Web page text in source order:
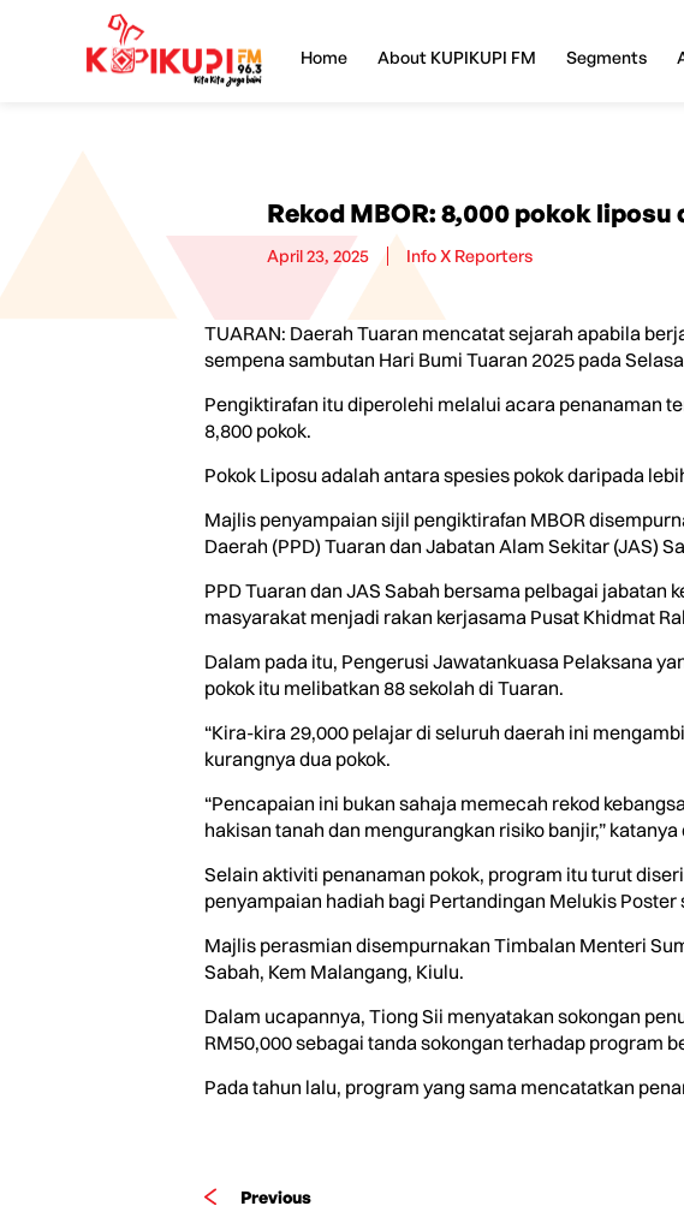
Home About KUPIKUPI FM Segments
Rekod MBOR: 8,000 pokok
April 23, 2025 Info X Reporters
TUARAN: Daerah Tuaran mencatat sejarah apabila
sempena sambutan Hari Bumi Tuaran 2025 pada
Pengiktirafan itu diperolehi melalui acara penanaman
8,800 pokok.
Pokok Liposu adalah antara spesies pokok daripada
Majlis penyampaian sijil pengiktirafan MBOR
Daerah (PPD) Tuaran dan Jabatan Alam Sekitar (JAS)
PPD Tuaran dan JAS Sabah bersama pelbagai
masyarakat menjadi rakan kerjasama Pusat Khidmat
Dalam pada itu, Pengerusi Jawatankuasa Pelaksana
pokok itu melibatkan 88 sekolah di Tuaran.
“Kira-kira 29,000 pelajar di seluruh daerah ini
kurangnya dua pokok.
“Pencapaian ini bukan sahaja memecah rekod
hakisan tanah dan mengurangkan risiko banjir,”
Selain aktiviti penanaman pokok, program itu turut
penyampaian hadiah bagi Pertandingan Melukis
Majlis perasmian disempurnakan Timbalan Menteri
Sabah, Kem Malangang, Kiulu.
Dalam ucapannya, Tiong Sii menyatakan sokongan
RM50,000 sebagai tanda sokongan terhadap program
Pada tahun lalu, program yang sama mencatatkan
Previous